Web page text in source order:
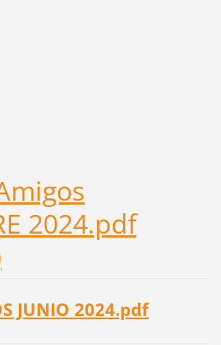
2024.pdf
JUNIO 2024.pdf